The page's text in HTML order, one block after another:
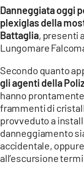
LaC
Network
LACTV.IT
LACONAIR.IT
LACITYMAG.IT
ILREGGINO.IT
Danneggiata oggi
plexiglas della
Battaglia, presenti
Lungomare
Secondo quanto
gli agenti della
hanno
frammenti di
provveduto a
danneggiamento
accidentale,
all’escursione